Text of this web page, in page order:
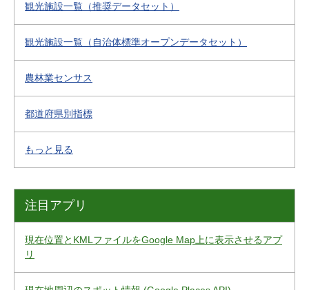
観光施設一覧（推奨データセット）
観光施設一覧（自治体標準オープンデータセット）
農林業センサス
都道府県別指標
もっと見る
注目アプリ
現在位置とKMLファイルをGoogle Map上に表示させるアプ
リ